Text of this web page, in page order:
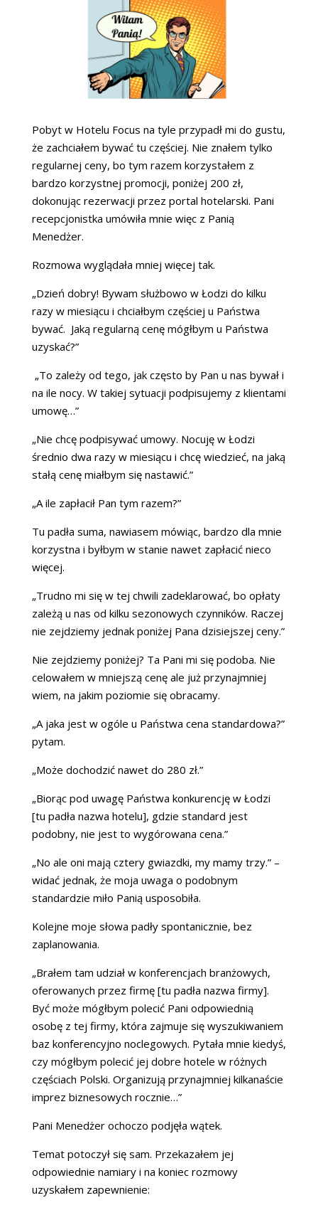
Pobyt w Hotelu Focus na tyle przypadł mi do gustu,
że zachciałem bywać tu częściej. Nie znałem tylko
regularnej ceny, bo tym razem korzystałem z
bardzo korzystnej promocji, poniżej 200 zł,
dokonując rezerwacji przez portal hotelarski. Pani
recepcjonistka umówiła mnie więc z Panią
Menedżer.
Rozmowa wyglądała mniej więcej tak.
„Dzień dobry! Bywam służbowo w Łodzi do kilku
razy w miesiącu i chciałbym częściej u Państwa
bywać. Jaką regularną cenę mógłbym u Państwa
uzyskać?”
„To zależy od tego, jak często by Pan u nas bywał i
na ile nocy. W takiej sytuacji podpisujemy z klientami
umowę…”
„Nie chcę podpisywać umowy. Nocuję w Łodzi
średnio dwa razy w miesiącu i chcę wiedzieć, na jaką
stałą cenę miałbym się nastawić.”
„A ile zapłacił Pan tym razem?”
Tu padła suma, nawiasem mówiąc, bardzo dla mnie
korzystna i byłbym w stanie nawet zapłacić nieco
więcej.
„Trudno mi się w tej chwili zadeklarować, bo opłaty
zależą u nas od kilku sezonowych czynników. Raczej
nie zejdziemy jednak poniżej Pana dzisiejszej ceny.”
Nie zejdziemy poniżej? Ta Pani mi się podoba. Nie
celowałem w mniejszą cenę ale już przynajmniej
wiem, na jakim poziomie się obracamy.
„A jaka jest w ogóle u Państwa cena standardowa?”
pytam.
„Może dochodzić nawet do 280 zł.”
„Biorąc pod uwagę Państwa konkurencję w Łodzi
[tu padła nazwa hotelu], gdzie standard jest
podobny, nie jest to wygórowana cena.”
„No ale oni mają cztery gwiazdki, my mamy trzy.” –
widać jednak, że moja uwaga o podobnym
standardzie miło Panią usposobiła.
Kolejne moje słowa padły spontanicznie, bez
zaplanowania.
„Brałem tam udział w konferencjach branżowych,
oferowanych przez firmę [tu padła nazwa firmy].
Być może mógłbym polecić Pani odpowiednią
osobę z tej firmy, która zajmuje się wyszukiwaniem
baz konferencyjno noclegowych. Pytała mnie kiedyś,
czy mógłbym polecić jej dobre hotele w różnych
częściach Polski. Organizują przynajmniej kilkanaście
imprez biznesowych rocznie…”
Pani Menedżer ochoczo podjęła wątek.
Temat potoczył się sam. Przekazałem jej
odpowiednie namiary i na koniec rozmowy
uzyskałem zapewnienie: